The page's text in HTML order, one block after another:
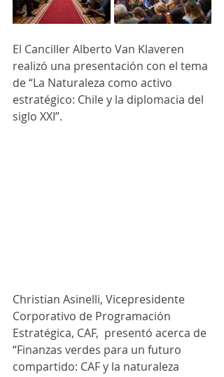
El Canciller Alberto Van Klaveren
realizó una presentación con el tema
de “La Naturaleza como activo
estratégico: Chile y la diplomacia del
siglo XXI”.
Christian Asinelli, Vicepresidente
Corporativo de Programación
Estratégica, CAF,  presentó acerca de
“Finanzas verdes para un futuro
compartido: CAF y la naturaleza